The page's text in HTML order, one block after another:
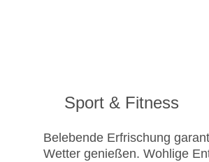
Sport & Fitness
Belebende Erfrischung
Wetter genießen. Wohlige